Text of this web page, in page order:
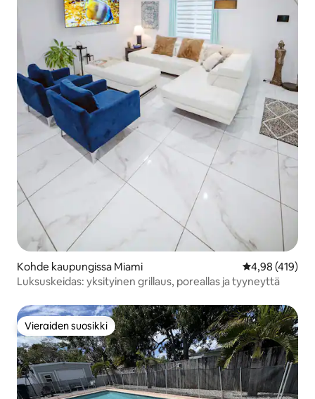
Kohde kaupungissa Miami
4,98 (419)
Luksuskeidas: yksityinen grillaus, poreallas ja tyyneyttä
Vieraiden suosikki
Vieraiden suosikki